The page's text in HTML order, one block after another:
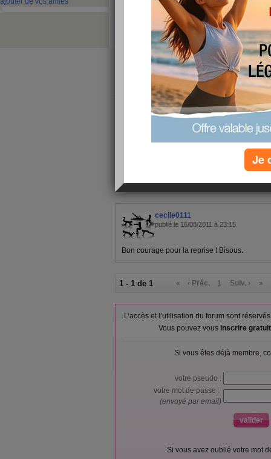
sur une air de repos sur l'autoroute je suis
cheveux j'ai eu super mal il voulait appeler
donc pas trop de sport je vais essayer de faire
je me suis laissé allé pendant les vacances
sinon chez nous il fait beau il faut tondre la
je vous fais de gros bisous et je passe sur vos
cecile0111
publié le 16/08/2011 à 23:15
Bon courage pour la reprise ! Bisous.
1 - 1 de 1 « ‹ Préc. 1 Suiv. › »
L’accès et l’utilisation du forum sont
Vous pouvez vous inscrire
Si vous êtes déjà membre,
votre pseudo :
votre mot de passe :
(envoyé par email)
Si vous avez oublié votre mot
Je